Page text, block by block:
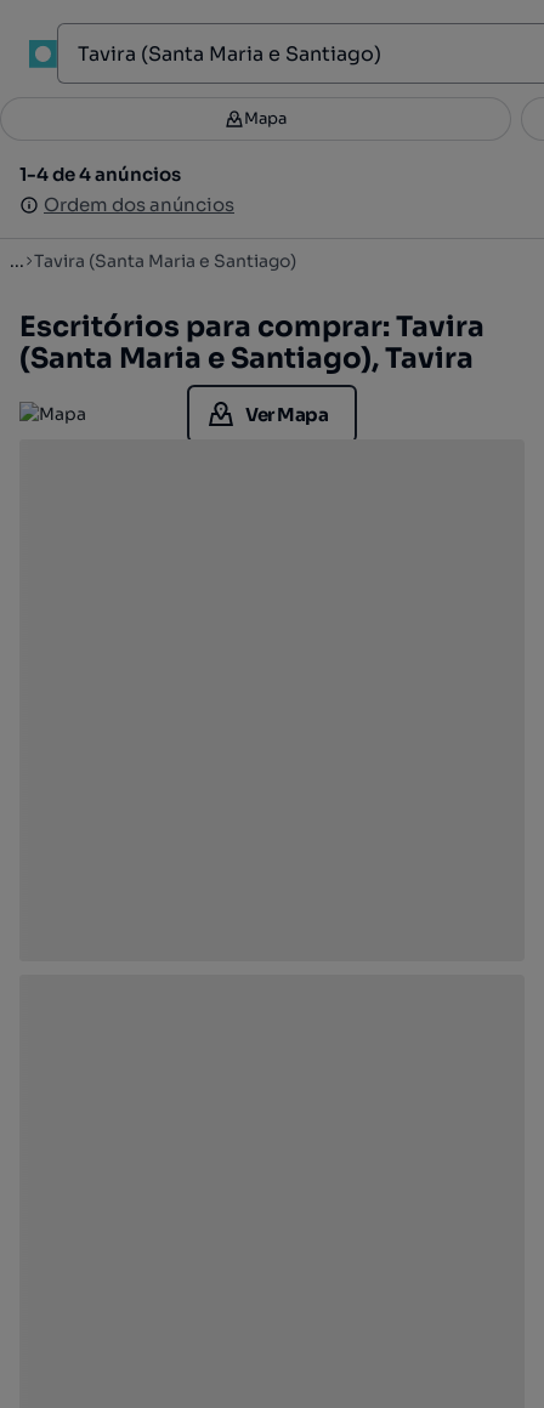
Filtros 3
1-4 de 4 anúncios
Ordem dos anúncios
Mapa
1-4 de 4 anúncios
Ordem dos anúncios
... Tavira (Santa Maria e Santiago)
Escritórios para comprar: Tavira
(Santa Maria e Santiago), Tavira
Ver Mapa